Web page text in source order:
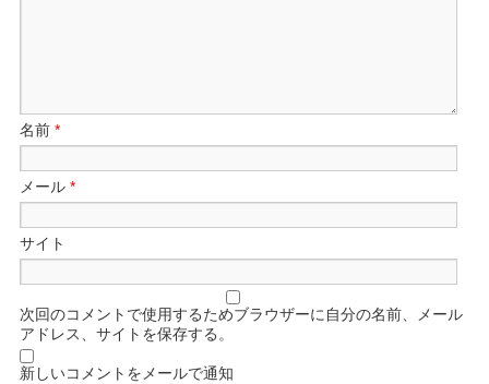
名前*
メール*
サイト
次回のコメントで使用するためブラウザーに自分の名前、メール
アドレス、サイトを保存する。
新しいコメントをメールで通知